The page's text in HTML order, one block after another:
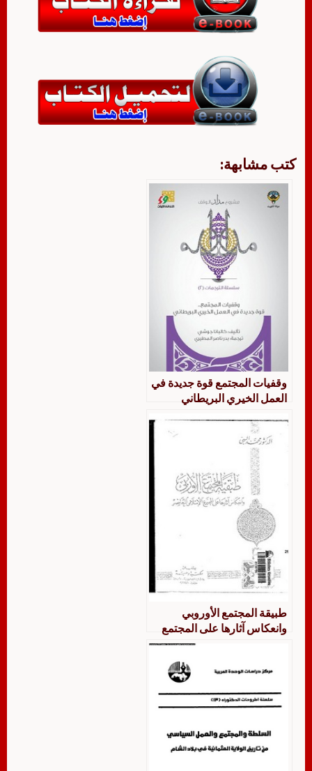
كتب مشابهة:
وقفيات المجتمع قوة جديدة في
العمل الخيري البريطاني
طبيقة المجتمع الأوروبي
وانعكاس آثارها على المجتمع